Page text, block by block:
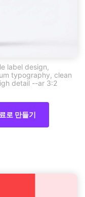
label design,
typography, clean
detail --ar 3:2
로 만들기